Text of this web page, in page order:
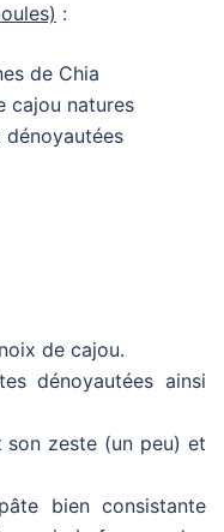
:
de Chia
cajou natures
de cajou.
dénoyautées ainsi
zeste (un peu) et
bien consistante